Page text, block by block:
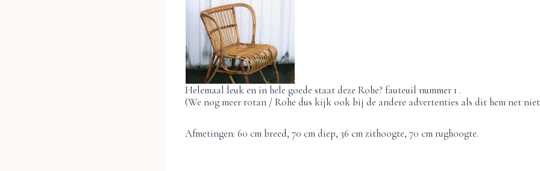
Helemaal leuk en in hele goede staat deze Rohe? fauteuil nummer 1 .
(We nog meer rotan / Rohe dus kijk ook bij de andere advertenties als dit hem net
Afmetingen: 60 cm breed, 70 cm diep, 36 cm zithoogte, 70 cm rughoogte.